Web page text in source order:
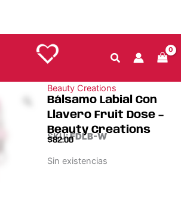
Beauty Creations
Bálsamo Labial Con
Llavero Fruit Dose –
Beauty Creations
SKU:FDLB-W
$82.00
Sin existencias